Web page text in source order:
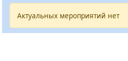
Актуальных мероприятий нет